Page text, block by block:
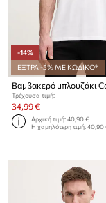
-14%
ΕΞΤΡΑ -5% ΜΕ ΚΩΔΙΚΟ*
Τρέχουσα τιμή:
34,99 €
Αρχική τιμή:40,90 €
Η χαμηλότερη τιμή:40,90